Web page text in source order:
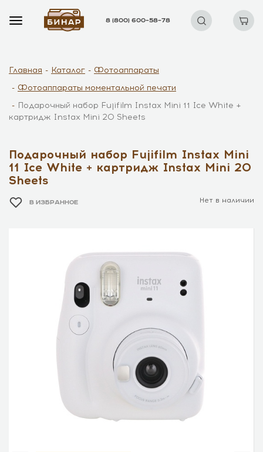
8 (800) 600–58–78
Главная Каталог
Фотоаппараты
Фотоаппараты моментальной печати
Подарочный набор Fujifilm Instax Mini 11 Ice White +
картридж Instax Mini 20 Sheets
Подарочный набор Fujifilm Instax Mini
11 Ice White + картридж Instax Mini 20
Sheets
В ИЗБРАННОЕ Нет в наличии